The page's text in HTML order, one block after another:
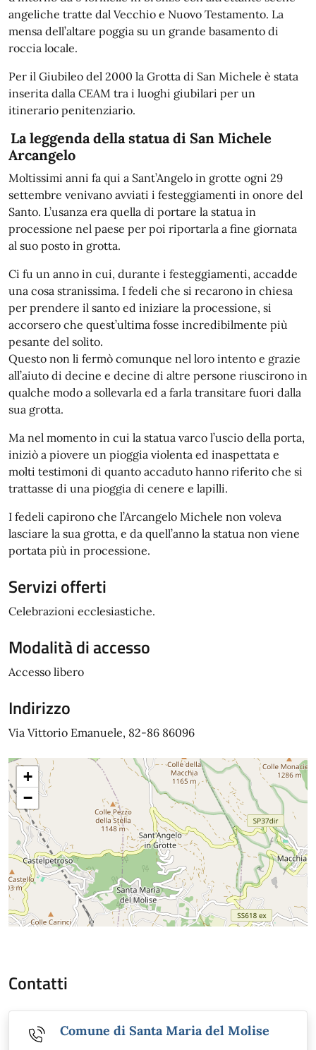
angeliche tratte dal Vecchio e Nuovo Testamento. La
mensa dell’altare poggia su un grande basamento di
roccia locale.
Per il Giubileo del 2000 la Grotta di San Michele è stata
inserita dalla CEAM tra i luoghi giubilari per un
itinerario penitenziario.
La leggenda della statua di San Michele
Arcangelo
Moltissimi anni fa qui a Sant’Angelo in grotte ogni 29
settembre venivano avviati i festeggiamenti in onore del
Santo. L’usanza era quella di portare la statua in
processione nel paese per poi riportarla a fine giornata
al suo posto in grotta.
Ci fu un anno in cui, durante i festeggiamenti, accadde
una cosa stranissima. I fedeli che si recarono in chiesa
per prendere il santo ed iniziare la processione, si
accorsero che quest’ultima fosse incredibilmente più
pesante del solito.
Questo non li fermò comunque nel loro intento e grazie
all’aiuto di decine e decine di altre persone riuscirono in
qualche modo a sollevarla ed a farla transitare fuori dalla
sua grotta.
Ma nel momento in cui la statua varco l’uscio della porta,
iniziò a piovere un pioggia violenta ed inaspettata e
molti testimoni di quanto accaduto hanno riferito che si
trattasse di una pioggia di cenere e lapilli.
I fedeli capirono che l’Arcangelo Michele non voleva
lasciare la sua grotta, e da quell’anno la statua non viene
portata più in processione.
Servizi offerti
Celebrazioni ecclesiastiche.
Modalità di accesso
Accesso libero
Indirizzo
Via Vittorio Emanuele, 82-86 86096
+
−
Contatti
Comune di Santa Maria del Molise